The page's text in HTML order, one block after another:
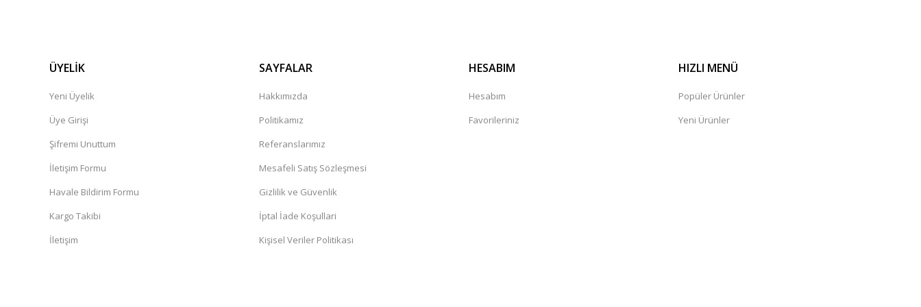
ÜYELİK
Yeni Üyelik
Üye Girişi
Şifremi Unuttum
İletişim Formu
Havale Bildirim Formu
Kargo Takibi
İletişim
SAYFALAR
Hakkımızda
Politikamız
Referanslarımız
Mesafeli Satış Sözleşmesi
Gizlilik ve Güvenlik
İptal İade Koşullari
Kişisel Veriler Politikası
HESABIM
Hesabım
Favorileriniz
HIZLI MENÜ
Popüler Ürünler
Yeni Ürünler